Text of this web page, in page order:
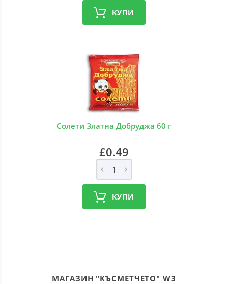
КУПИ
Солети Златна Добруджа 60 г
£0.49
КУПИ
МАГАЗИН "КЪСМЕТЧЕТО" W3